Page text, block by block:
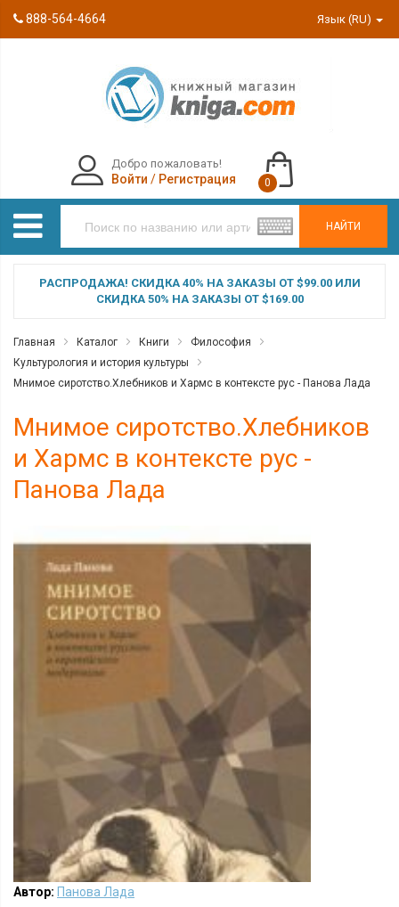
888-564-4664 Язык (RU)
НАЙТИ
Добро пожаловать!
Войти / Регистрация 0
РАСПРОДАЖА! СКИДКА 40% НА ЗАКАЗЫ ОТ $99.00 ИЛИ
СКИДКА 50% НА ЗАКАЗЫ ОТ $169.00
Главная Каталог Книги
Философия
Культурология и история культуры
Мнимое сиротство.Хлебников и Хармс в контексте рус - Панова Лада
Мнимое сиротство.Хлебников
и Хармс в контексте рус -
Панова Лада
Автор: Панова Лада